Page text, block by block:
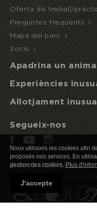
Oferta de treball/
Preguntes freqüents
Mapa del parc
Socis
Apadrina un animal
Experiències
Allotjament inusual
Segueix-nos
Accessibilitat
ACCÉS A
Reservo o
Nous utilisons les cookies afin
proposés nos services. En
gestion des cookies.Plus
J'accepte